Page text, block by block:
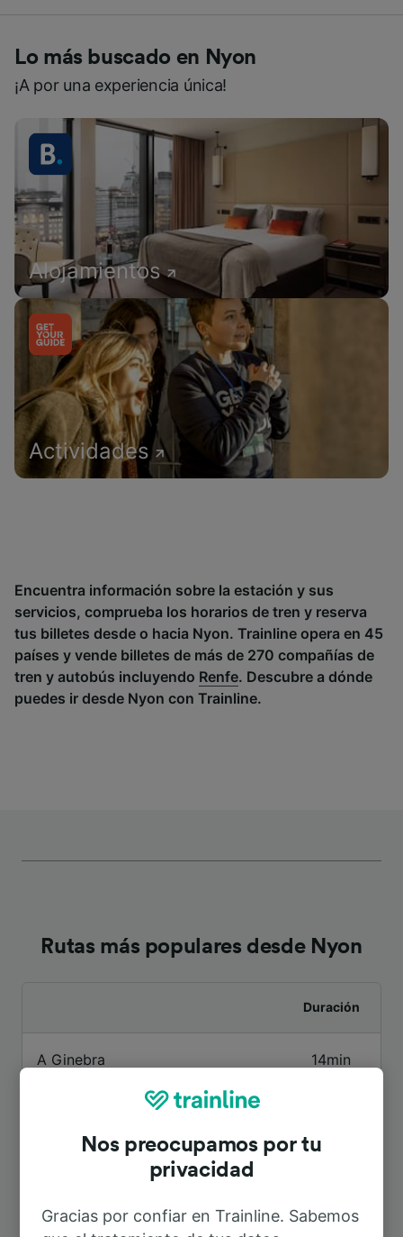
Lo más buscado en Nyon
¡A por una experiencia única!
Alojamientos
Actividades
Encuentra información sobre la estación y sus
servicios, comprueba los horarios de tren y reserva
tus billetes desde o hacia Nyon. Trainline opera en 45
países y vende billetes de más de 270 compañías de
tren y autobús incluyendo Renfe. Descubre a dónde
puedes ir desde Nyon con Trainline.
Rutas más populares desde Nyon
Duración
A Ginebra 14min
A Aeropuerto Ginebra
A Zúrich Central 2h 49min
Nos preocupamos por tu
privacidad
Gracias por confiar en Trainline. Sabemos